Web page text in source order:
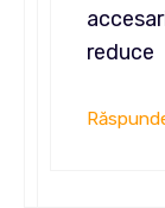
reduce